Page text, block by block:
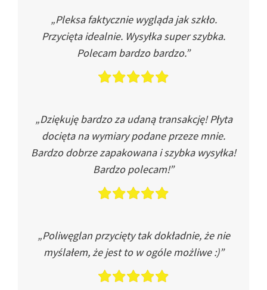
„Pleksa faktycznie wygląda jak szkło.
Przycięta idealnie. Wysyłka super szybka.
Polecam bardzo bardzo.”
„Dziękuję bardzo za udaną transakcję! Płyta
docięta na wymiary podane przeze mnie.
Bardzo dobrze zapakowana i szybka wysyłka!
Bardzo polecam!”
„Poliwęglan przycięty tak dokładnie, że nie
myślałem, że jest to w ogóle możliwe :)”